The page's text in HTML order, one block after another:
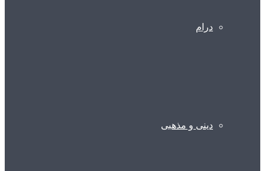
درام
دینی و مذهبی